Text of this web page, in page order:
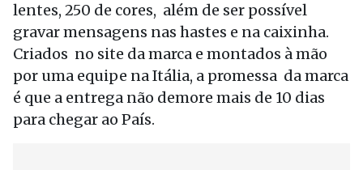
lentes, 250 de cores, além de ser possível
gravar mensagens nas hastes e na caixinha.
Criados no site da marca e montados à mão
por uma equipe na Itália, a promessa da marca
é que a entrega não demore mais de 10 dias
para chegar ao País.